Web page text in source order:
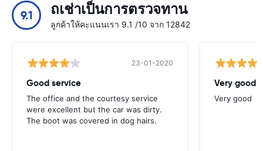
9.1 ถเช่าเป็นการตรวจทาน
ลูกค้าให้คะแนนเรา 9.1 /10 จาก 12842
23-01-2020
Good service
The office and the courtesy service
were excellent but the car was dirty.
The boot was covered in dog hairs.
Very good
Very good